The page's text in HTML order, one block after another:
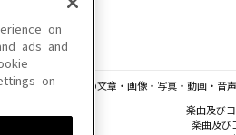
載されている一切の文章・画像・写真・動画・音
楽曲及び
楽曲及び
on
ads and
on